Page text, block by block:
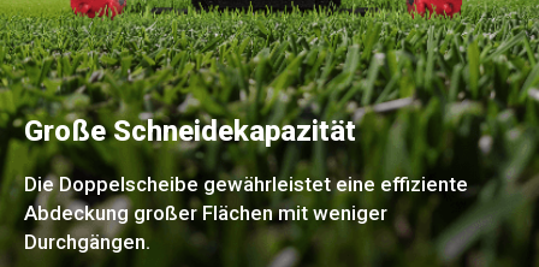
Große Schneidekapazität
Die Doppelscheibe gewährleistet eine effiziente
Abdeckung großer Flächen mit weniger
Durchgängen.